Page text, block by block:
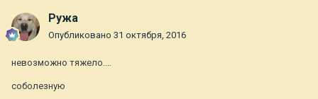
Ружа
Опубликовано 31 октября, 2016
невозможно тяжело....
соболезную